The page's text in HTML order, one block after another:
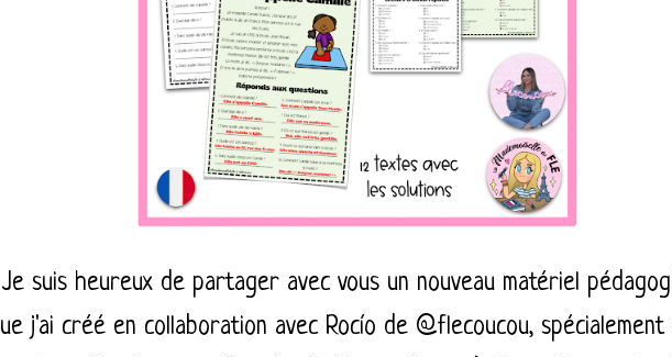
Je suis heureux de partager avec vous un nouveau matériel
j'ai créé en collaboration avec Rocío de @flecoucou, spécialement